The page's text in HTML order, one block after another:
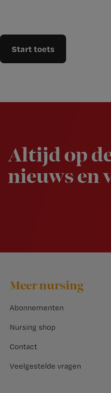
Start toets
Altijd op
nieuws en
Footer
Meer nursing
Abonnementen
Nursing shop
Contact
Veelgestelde vragen